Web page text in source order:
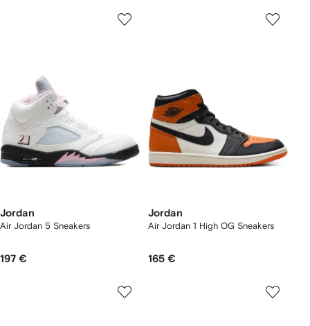
Jordan
Air Jordan 5 Sneakers
197 €
Jordan
Air Jordan 1 High OG Sneakers
165 €